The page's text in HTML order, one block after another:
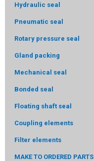
Hydraulic seal
Pneumatic seal
Rotary pressure seal
Gland packing
Mechanical seal
Bonded seal
Floating shaft seal
Coupling elements
Filter elements
MAKE TO ORDERED PARTS